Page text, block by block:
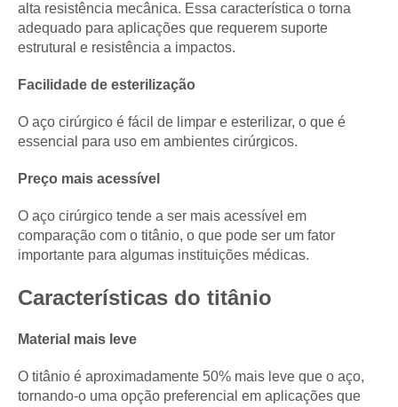
alta resistência mecânica. Essa característica o torna
adequado para aplicações que requerem suporte
estrutural e resistência a impactos.
Facilidade de esterilização
O aço cirúrgico é fácil de limpar e esterilizar, o que é
essencial para uso em ambientes cirúrgicos.
Preço mais acessível
O aço cirúrgico tende a ser mais acessível em
comparação com o titânio, o que pode ser um fator
importante para algumas instituições médicas.
Características do titânio
Material mais leve
O titânio é aproximadamente 50% mais leve que o aço,
tornando-o uma opção preferencial em aplicações que